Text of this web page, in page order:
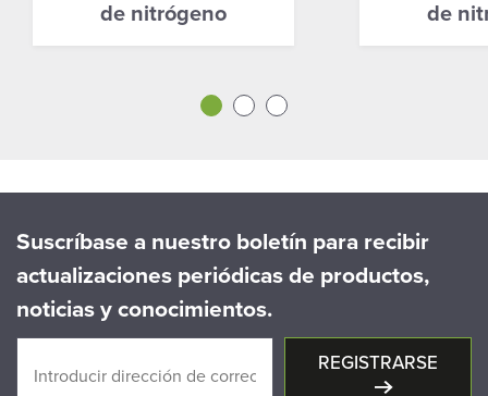
de nitrógeno
de
Suscríbase a nuestro boletín para recibir
actualizaciones periódicas de productos,
noticias y conocimientos.
REGISTRARSE